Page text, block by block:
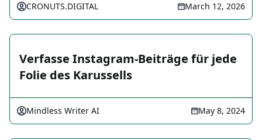
CRONUTS.DIGITAL March 12, 2026
Verfasse Instagram-Beiträge für jede
Folie des Karussells
Mindless Writer AI May 8, 2024